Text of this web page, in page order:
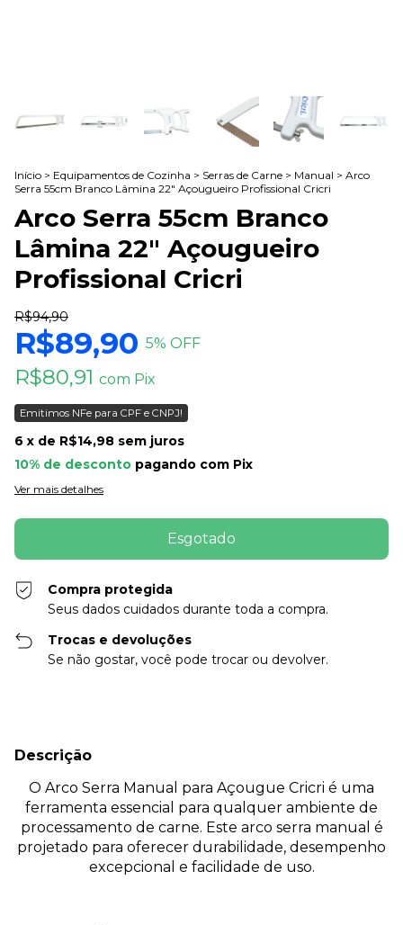
Início > Equipamentos de Cozinha > Serras de Carne > Manual > Arco
Serra 55cm Branco Lâmina 22" Açougueiro Profissional Cricri
Arco Serra 55cm Branco
Lâmina 22" Açougueiro
Profissional Cricri
R$94,90
R$89,90 5% OFF
R$80,91 com Pix
Emitimos NFe para CPF e CNPJ!
6 x de R$14,98 sem juros
10% de desconto pagando com Pix
Ver mais detalhes
Compra protegida
Seus dados cuidados durante toda a compra.
Trocas e devoluções
Se não gostar, você pode trocar ou devolver.
Descrição
O Arco Serra Manual para Açougue Cricri é uma
ferramenta essencial para qualquer ambiente de
processamento de carne. Este arco serra manual é
projetado para oferecer durabilidade, desempenho
excepcional e facilidade de uso.